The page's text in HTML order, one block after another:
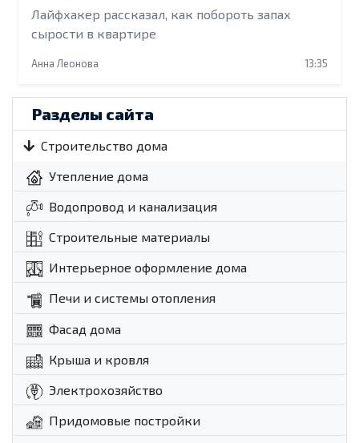
Лайфхакер рассказал, как побороть запах
сырости в квартире
Анна Леонова 13:35
Разделы сайта
Строительство дома
Утепление дома
Водопровод и канализация
Строительные материалы
Интерьерное оформление дома
Печи и системы отопления
Фасад дома
Крыша и кровля
Электрохозяйство
Придомовые постройки